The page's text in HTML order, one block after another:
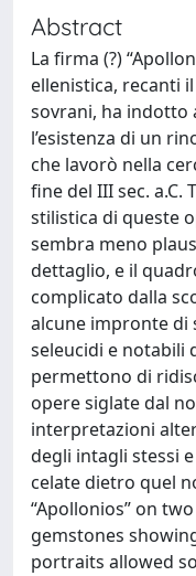
Abstract
La firma (?)
ellenistica, recanti
sovrani, ha indotto
l’esistenza di un
che lavorò nella
fine del III sec. a.C.
stilistica di queste
sembra meno
dettaglio, e il
complicato dalla
alcune impronte di
seleucidi e notabili
permettono di
opere siglate dal
interpretazioni
degli intagli stessi
celate dietro quel
“Apollonios” on
gemstones
portraits allowed